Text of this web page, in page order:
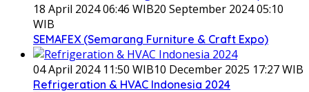
18 April 2024 06:46 WIB20 September 2024 05:10
WIB
SEMAFEX (Semarang Furniture & Craft Expo)
04 April 2024 11:50 WIB10 December 2025 17:27 WIB
Refrigeration & HVAC Indonesia 2024